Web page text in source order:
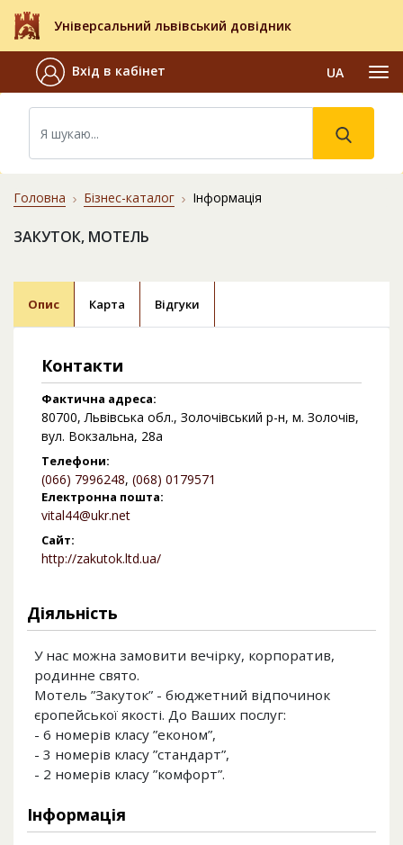
Універсальний львівський довідник
Вхід в кабінет UA
Головна Бізнес-каталог Інформація
ЗАКУТОК, МОТЕЛЬ
Опис Карта Відгуки
Контакти
Фактична адреса:
80700, Львівська обл., Золочівський р-н, м. Золочів,
вул. Вокзальна, 28а
Телефони:
(066) 7996248, (068) 0179571
Електронна пошта:
vital44@ukr.net
Сайт:
http://zakutok.ltd.ua/
Діяльність
У нас можна замовити вечірку, корпоратив,
родинне свято.
Мотель ”Закуток” - бюджетний відпочинок
єропейської якості. До Ваших послуг:
- 6 номерів класу ”економ”,
- 3 номерів класу ”стандарт”,
- 2 номерів класу ”комфорт”.
Інформація